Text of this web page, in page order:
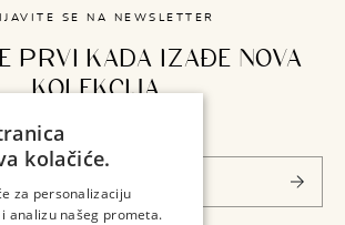
SE NA NEWSLETTER
PRVI KADA IZAĐE NOVA
KOLEKCIJA
kolačiće.
za personalizaciju
analizu našeg prometa.